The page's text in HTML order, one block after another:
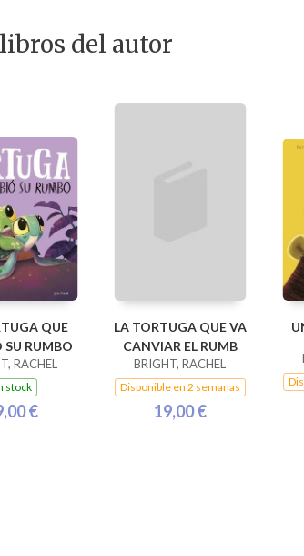
del autor
QUE
SU RUMBO
RACHEL
stock
€
LA TORTUGA QUE VA
CANVIAR EL RUMB
BRIGHT, RACHEL
Disponible en 2 semanas
19,00 €